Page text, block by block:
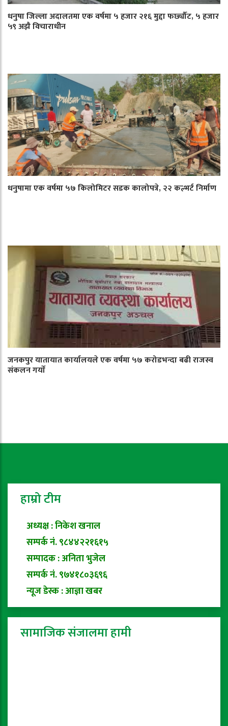
धनुषा जिल्ला अदालतमा एक वर्षमा ५ हजार २१६ मुद्दा फर्छ्यौट, ५ हजार
५९ अझै विचाराधीन
धनुषामा एक वर्षमा ५७ किलोमिटर सडक कालोपत्रे, २२ कल्भर्ट निर्माण
जनकपुर यातायात कार्यालयले एक वर्षमा ५७ करोडभन्दा बढी राजस्व
संकलन गर्याे
हाम्रो टीम
अध्यक्ष : निकेश खनाल
सम्पर्क नं. ९८४४२२१६१५
सम्पादक : अनिता भुजेल
सम्पर्क नं. ९७४१८०३६९६
न्यूज डेस्क : आज्ञा खबर
सामाजिक संजालमा हामी